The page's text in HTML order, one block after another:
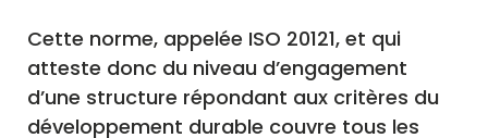
Cette norme, appelée ISO 20121, et qui
atteste donc du niveau d’engagement
d’une structure répondant aux critères du
développement durable couvre tous les